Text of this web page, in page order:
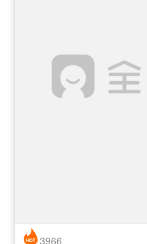
3966